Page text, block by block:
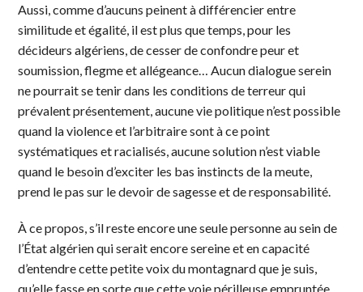
Aussi, comme d’aucuns peinent à différencier entre
similitude et égalité, il est plus que temps, pour les
décideurs algériens, de cesser de confondre peur et
soumission, flegme et allégeance… Aucun dialogue serein
ne pourrait se tenir dans les conditions de terreur qui
prévalent présentement, aucune vie politique n’est possible
quand la violence et l’arbitraire sont à ce point
systématiques et racialisés, aucune solution n’est viable
quand le besoin d’exciter les bas instincts de la meute,
prend le pas sur le devoir de sagesse et de responsabilité.
À ce propos, s’il reste encore une seule personne au sein de
l’État algérien qui serait encore sereine et en capacité
d’entendre cette petite voix du montagnard que je suis,
qu’elle fasse en sorte que cette voie périlleuse empruntée